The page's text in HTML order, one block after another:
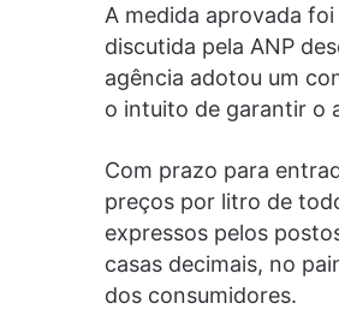
A medida aprovada
discutida pela ANP
agência adotou um
o intuito de garantir o
Com prazo para
preços por litro de
expressos pelos
casas decimais, no
dos consumidores.